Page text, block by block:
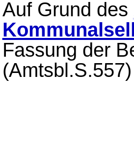
Auf Grund des
Fassung der